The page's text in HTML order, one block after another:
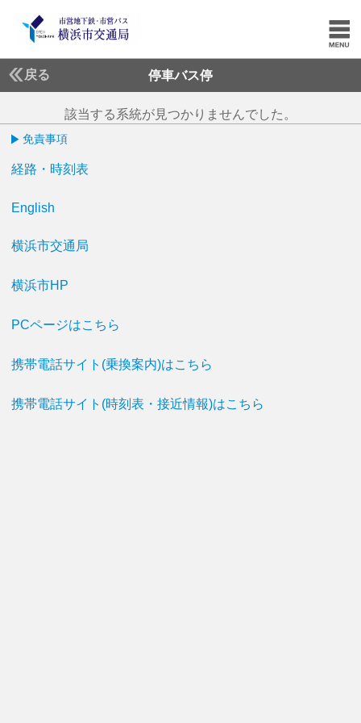
戻る 停車バス停
該当する系統が見つかりませんでした。
免責事項
経路・時刻表
English
横浜市交通局
横浜市HP
PCページはこちら
携帯電話サイト(乗換案内)はこちら
携帯電話サイト(時刻表・接近情報)はこちら